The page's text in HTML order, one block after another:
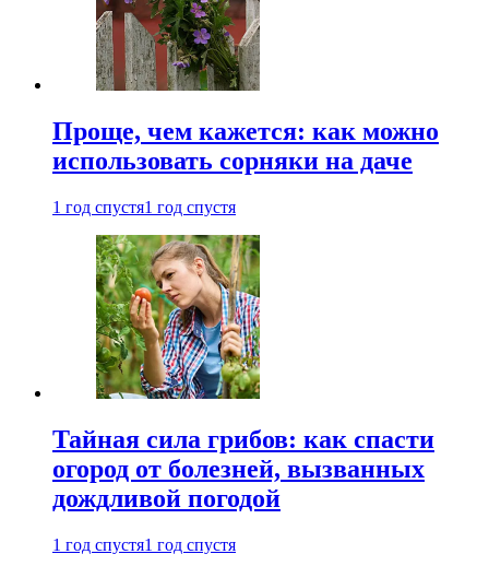
Проще, чем кажется: как можно
использовать сорняки на даче
1 год спустя1 год спустя
Тайная сила грибов: как спасти
огород от болезней, вызванных
дождливой погодой
1 год спустя1 год спустя